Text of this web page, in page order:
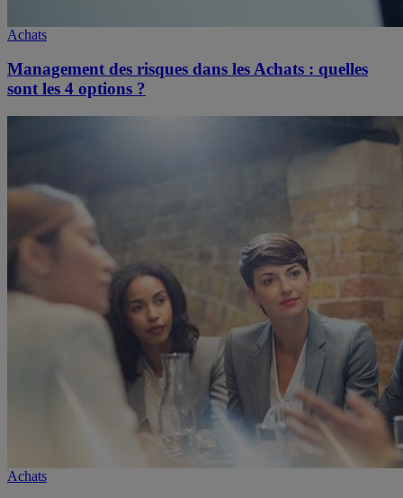
Achats
Management des risques dans les Achats : quelles
sont les 4 options ?
Achats